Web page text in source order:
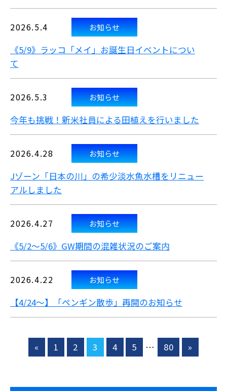
2026.5.4 お知らせ
《5/9》ラッコ「メイ」お誕生日イベントについ
て
2026.5.3 お知らせ
今年も挑戦！新米社員による田植えを行いました
2026.4.28 お知らせ
Jゾーン「日本の川」の希少淡水魚水槽をリニュー
アルしました
2026.4.27 お知らせ
《5/2～5/6》GW期間の混雑状況のご案内
2026.4.22 お知らせ
【4/24～】「ペンギン散歩」再開のお知らせ
« 1 2 3 4 5 … 80 »